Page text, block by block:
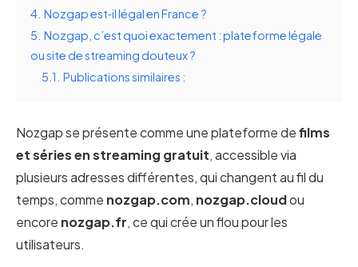
4. Nozgap est‑il légal en France ?
5. Nozgap, c’est quoi exactement : plateforme légale
ou site de streaming douteux ?
5.1. Publications similaires :
Nozgap se présente comme une plateforme defilms
et séries en streaming gratuit, accessible via
plusieurs adresses différentes, qui changent au fil du
temps, comme nozgap.com, nozgap.cloudou
encore nozgap.fr, ce qui crée un flou pour les
utilisateurs.